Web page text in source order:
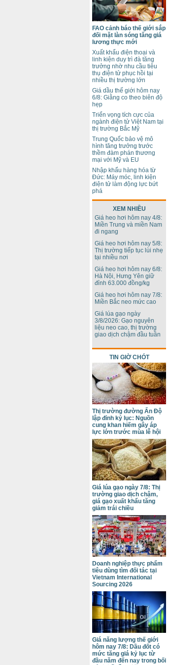
FAO cảnh báo thế giới sắp
đối mặt làn sóng tăng giá
lương thực mới
Xuất khẩu điện thoại và
linh kiện duy trì đà tăng
trưởng nhờ nhu cầu tiêu
thụ điện tử phục hồi tại
nhiều thị trường lớn
Giá dầu thế giới hôm nay
6/8: Giằng co theo biên độ
hẹp
Triển vọng tích cực của
ngành điện tử Việt Nam tại
thị trường Bắc Mỹ
Trung Quốc bảo vệ mô
hình tăng trưởng trước
thềm đàm phán thương
mại với Mỹ và EU
Nhập khẩu hàng hóa từ
Đức: Máy móc, linh kiện
điện tử làm động lực bứt
phá
XEM NHIỀU
Giá heo hơi hôm nay 4/8:
Miền Trung và miền Nam
đi ngang
Giá heo hơi hôm nay 5/8:
Thị trường tiếp tục lùi nhẹ
tại nhiều nơi
Giá heo hơi hôm nay 6/8:
Hà Nội, Hưng Yên giữ
đỉnh 63.000 đồng/kg
Giá heo hơi hôm nay 7/8:
Miền Bắc neo mức cao
Giá lúa gạo ngày
3/8/2026: Gạo nguyên
liệu neo cao, thị trường
giao dịch chậm đầu tuần
TIN GIỜ CHÓT
Thị trường đường Ấn Độ
lập đỉnh kỷ lục: Nguồn
cung khan hiếm gây áp
lực lớn trước mùa lễ hội
Giá lúa gạo ngày 7/8: Thị
trường giao dịch chậm,
giá gạo xuất khẩu tăng
giảm trái chiều
Doanh nghiệp thực phẩm
tiêu dùng tìm đối tác tại
Vietnam International
Sourcing 2026
Giá năng lượng thế giới
hôm nay 7/8: Dầu đốt có
mức tăng giá kỷ lục từ
đầu năm đến nay trong bối